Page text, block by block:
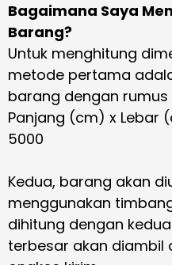
Bagaimana Saya
Barang?
Untuk menghitung
metode pertama
barang dengan rumus
Panjang (cm) x Lebar
5000
Kedua, barang akan
menggunakan
dihitung dengan
terbesar akan diambil